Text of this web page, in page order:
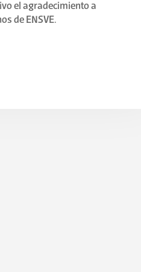
el agradecimiento a
de ENSVE.